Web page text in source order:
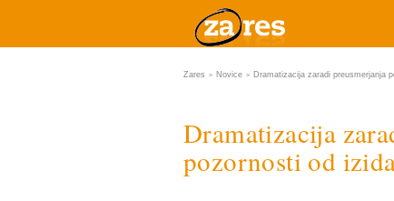
Zares > Novice > Dramatizacija zaradi preusmerjanja
Dramatizacija
pozornosti od